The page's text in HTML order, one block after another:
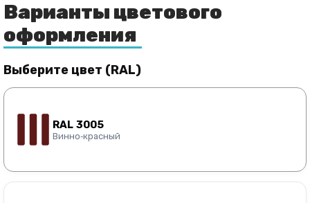
Варианты цветового
оформления
Выберите цвет (RAL)
RAL 3005
Винно‑красный